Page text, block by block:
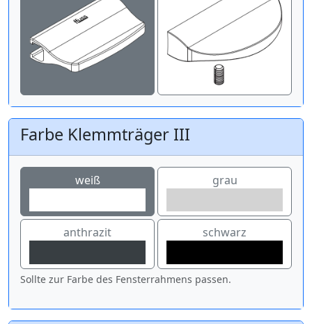
Farbe Klemmträger III
weiß grau
anthrazit schwarz
Sollte zur Farbe des Fensterrahmens passen.